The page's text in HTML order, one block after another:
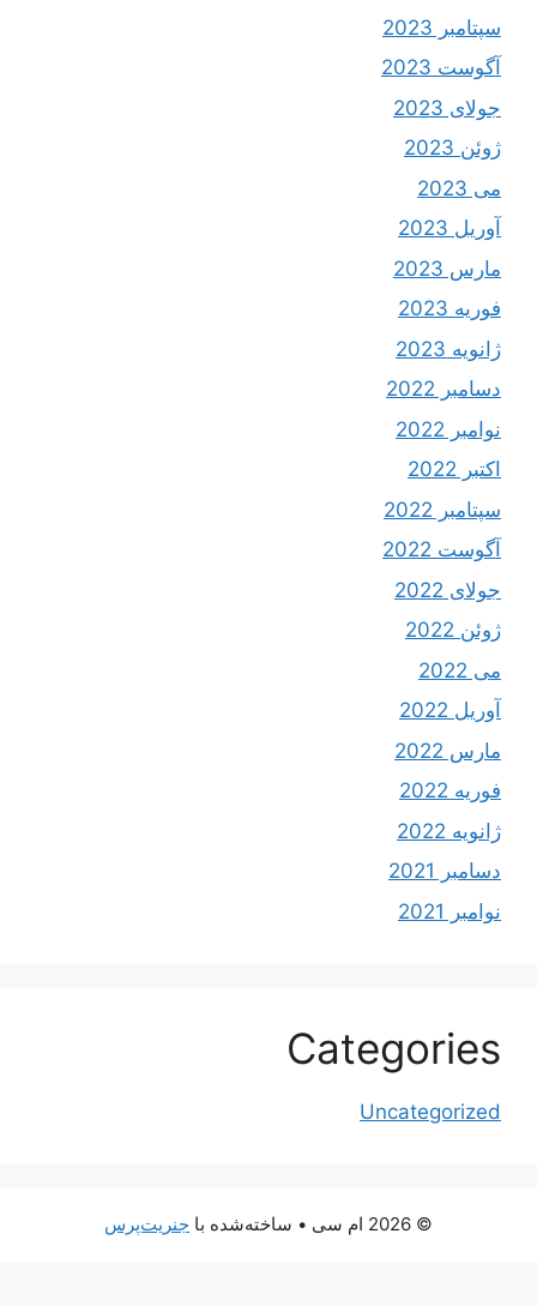
سپتامبر 2023
آگوست 2023
جولای 2023
ژوئن 2023
آوریل 2023
مارس 2023
فوریه 2023
ژانویه 2023
دسامبر 2022
نوامبر 2022
اکتبر 2022
سپتامبر 2022
آگوست 2022
جولای 2022
ژوئن 2022
آوریل 2022
مارس 2022
فوریه 2022
ژانویه 2022
دسامبر 2021
نوامبر 2021
Categories
Uncategorized
• ساخته‌شده باجنریت‌پرس